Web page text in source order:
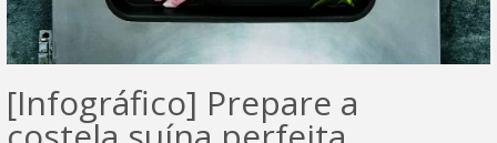
[Infográfico] Prepare a